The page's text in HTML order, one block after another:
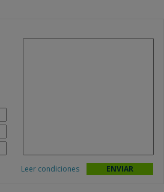
Leer condiciones